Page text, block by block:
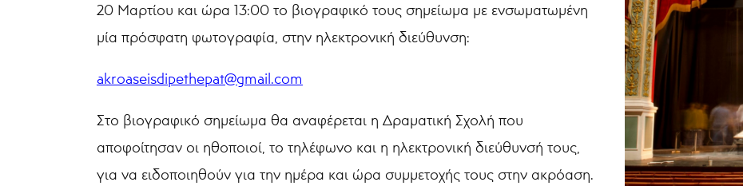
20 Μαρτίου και ώρα 13:00 το βιογραφικό τους σημείωμα με ενσωματωμένη
μία πρόσφατη φωτογραφία, στην ηλεκτρονική διεύθυνση:
akroaseisdipethepat@gmail.com
Στο βιογραφικό σημείωμα θα αναφέρεται η Δραματική Σχολή που
αποφοίτησαν οι ηθοποιοί, το τηλέφωνο και η ηλεκτρονική διεύθυνσή τους,
για να ειδοποιηθούν για την ημέρα και ώρα συμμετοχής τους στην ακρόαση.